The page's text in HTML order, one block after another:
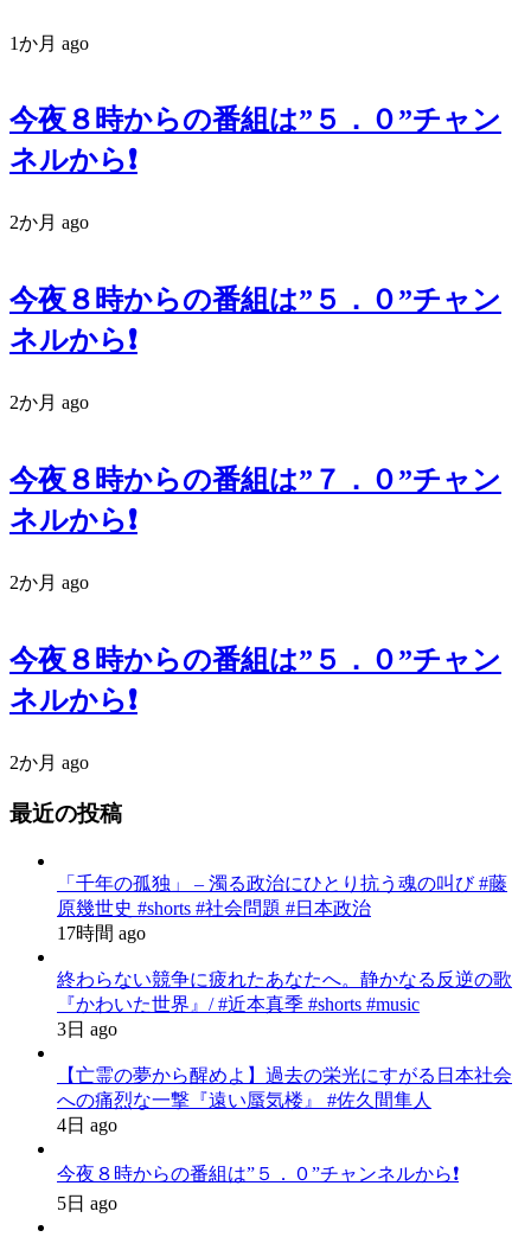
1か月 ago
今夜８時からの番組は”５．０”チャン
ネルから❗️
2か月 ago
今夜８時からの番組は”５．０”チャン
ネルから❗️
2か月 ago
今夜８時からの番組は”７．０”チャン
ネルから❗️
2か月 ago
今夜８時からの番組は”５．０”チャン
ネルから❗️
2か月 ago
最近の投稿
「千年の孤独」 – 濁る政治にひとり抗う魂の叫び #藤
原幾世史 #shorts #社会問題 #日本政治
17時間 ago
終わらない競争に疲れたあなたへ。静かなる反逆の歌
『かわいた世界』/ #近本真季 #shorts #music
3日 ago
【亡霊の夢から醒めよ】過去の栄光にすがる日本社会
への痛烈な一撃『遠い蜃気楼』 #佐久間隼人
4日 ago
今夜８時からの番組は”５．０”チャンネルから❗️
5日 ago